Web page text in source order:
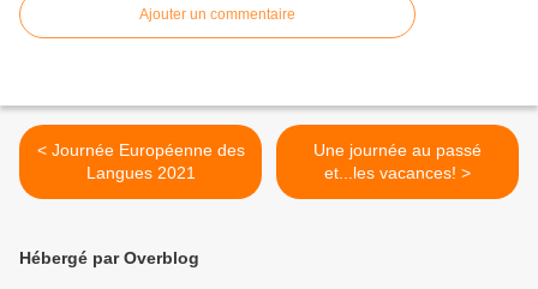
Ajouter un commentaire
< Journée Européenne des
Langues 2021
Une journée au passé
et...les vacances! >
Hébergé par Overblog